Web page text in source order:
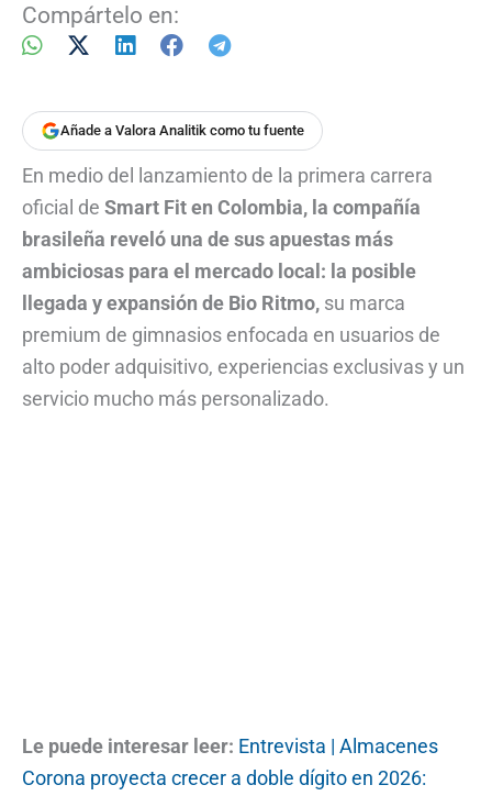
Compártelo en:
Añade a Valora Analitik como tu fuente
En medio del lanzamiento de la primera carrera
oficial de Smart Fit en Colombia, la compañía
brasileña reveló una de sus apuestas más
ambiciosas para el mercado local: la posible
llegada y expansión de Bio Ritmo, su marca
premium de gimnasios enfocada en usuarios de
alto poder adquisitivo, experiencias exclusivas y un
servicio mucho más personalizado.
Le puede interesar leer: Entrevista | Almacenes
Corona proyecta crecer a doble dígito en 2026: